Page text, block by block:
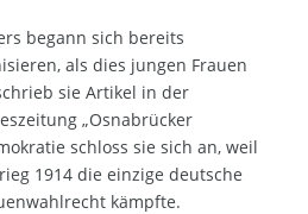
begann sich bereits
als dies jungen Frauen
sie Artikel in der
„Osnabrücker
schloss sie sich an, weil
1914 die einzige deutsche
kämpfte.